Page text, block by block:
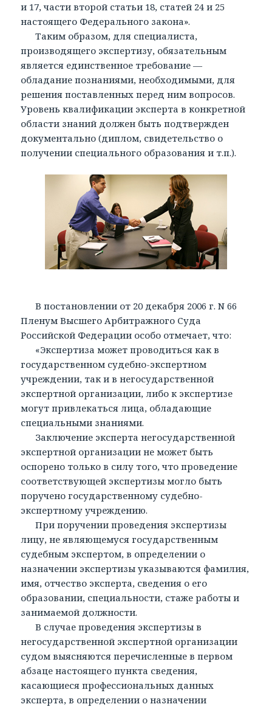
и 17, части второй статьи 18, статей 24 и 25
настоящего Федерального закона».
Таким образом, для специалиста,
производящего экспертизу, обязательным
является единственное требование —
обладание познаниями, необходимыми, для
решения поставленных перед ним вопросов.
Уровень квалификации эксперта в конкретной
области знаний должен быть подтвержден
документально (диплом, свидетельство о
получении специального образования и т.п.).
В постановлении от 20 декабря 2006 г. N 66
Пленум Высшего Арбитражного Суда
Российской Федерации особо отмечает, что:
«Экспертиза может проводиться как в
государственном судебно-экспертном
учреждении, так и в негосударственной
экспертной организации, либо к экспертизе
могут привлекаться лица, обладающие
специальными знаниями.
Заключение эксперта негосударственной
экспертной организации не может быть
оспорено только в силу того, что проведение
соответствующей экспертизы могло быть
поручено государственному судебно-
экспертному учреждению.
При поручении проведения экспертизы
лицу, не являющемуся государственным
судебным экспертом, в определении о
назначении экспертизы указываются фамилия,
имя, отчество эксперта, сведения о его
образовании, специальности, стаже работы и
занимаемой должности.
В случае проведения экспертизы в
негосударственной экспертной организации
судом выясняются перечисленные в первом
абзаце настоящего пункта сведения,
касающиеся профессиональных данных
эксперта, в определении о назначении